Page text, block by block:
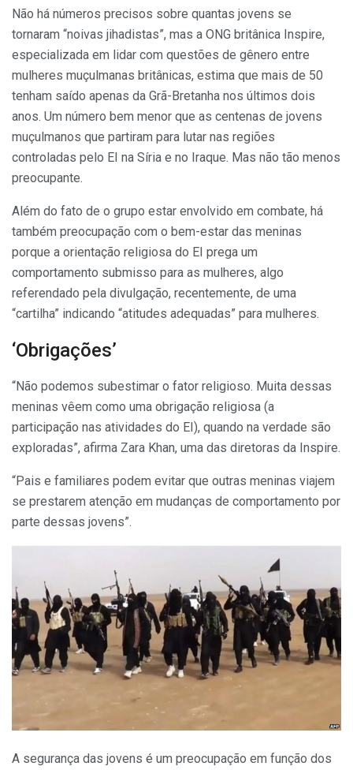
Não há números precisos sobre quantas jovens se
tornaram “noivas jihadistas”, mas a ONG britânica Inspire,
especializada em lidar com questões de gênero entre
mulheres muçulmanas britânicas, estima que mais de 50
tenham saído apenas da Grã-Bretanha nos últimos dois
anos. Um número bem menor que as centenas de jovens
muçulmanos que partiram para lutar nas regiões
controladas pelo EI na Síria e no Iraque. Mas não tão menos
preocupante.
Além do fato de o grupo estar envolvido em combate, há
também preocupação com o bem-estar das meninas
porque a orientação religiosa do EI prega um
comportamento submisso para as mulheres, algo
referendado pela divulgação, recentemente, de uma
“cartilha” indicando “atitudes adequadas” para mulheres.
‘Obrigações’
“Não podemos subestimar o fator religioso. Muita dessas
meninas vêem como uma obrigação religiosa (a
participação nas atividades do EI), quando na verdade são
exploradas”, afirma Zara Khan, uma das diretoras da Inspire.
“Pais e familiares podem evitar que outras meninas viajem
se prestarem atenção em mudanças de comportamento por
parte dessas jovens”.
A segurança das jovens é um preocupação em função dos